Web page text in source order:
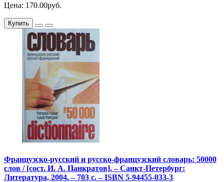
Цена: 170.00руб.
Купить
Французско-русский и русско-французский словарь: 50000
слов / [сост. И. А. Панкратов]. – Санкт-Петербург:
Литература, 2004. – 703 с. – ISBN 5-94455-033-3